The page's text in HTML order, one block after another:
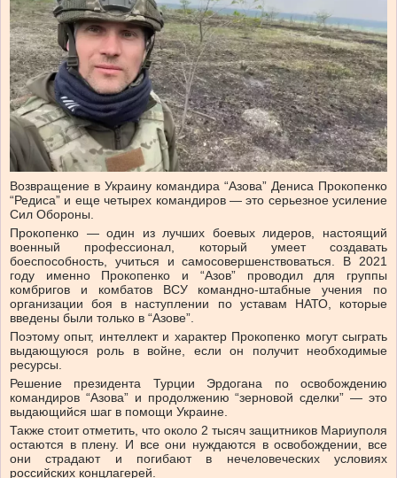
Возвращение в Украину командира “Азова” Дениса Прокопенко
“Редиса” и еще четырех командиров — это серьезное усиление
Сил Обороны.
Прокопенко — один из лучших боевых лидеров, настоящий
военный профессионал, который умеет создавать
боеспособность, учиться и самосовершенствоваться. В 2021
году именно Прокопенко и “Азов” проводил для группы
комбригов и комбатов ВСУ командно-штабные учения по
организации боя в наступлении по уставам НАТО, которые
введены были только в “Азове”.
Поэтому опыт, интеллект и характер Прокопенко могут сыграть
выдающуюся роль в войне, если он получит необходимые
ресурсы.
Решение президента Турции Эрдогана по освобождению
командиров “Азова” и продолжению “зерновой сделки” — это
выдающийся шаг в помощи Украине.
Также стоит отметить, что около 2 тысяч защитников Мариуполя
остаются в плену. И все они нуждаются в освобождении, все
они страдают и погибают в нечеловеческих условиях
российских концлагерей.